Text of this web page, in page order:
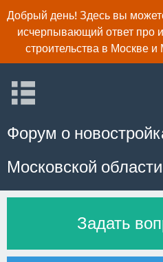
Добрый день! Здесь вы
исчерпывающий ответ про
строительства в Москве и
Форум о
Московской области
Задать